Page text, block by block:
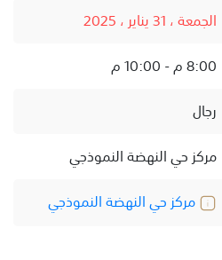
الجمعة ، 31 يناير ، 2025
8:00 م - 10:00 م
رجال
مركز حي النهضة النموذجي
مركز حي النهضة النموذجي